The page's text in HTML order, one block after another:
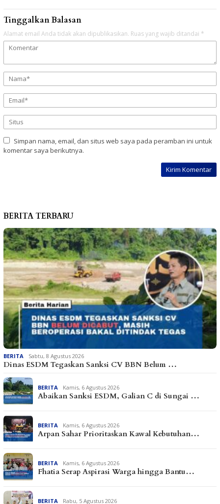
Tinggalkan Balasan
Alamat email Anda tidak akan dipublikasikan. Ruas yang wajib ditandai *
Simpan nama, email, dan situs web saya pada peramban ini untuk
komentar saya berikutnya.
BERITA TERBARU
BERITA Sabtu, 8 Agustus 2026
Dinas ESDM Tegaskan Sanksi CV BBN Belum …
BERITA Kamis, 6 Agustus 2026
Abaikan Sanksi ESDM, Galian C di Sungai …
BERITA Kamis, 6 Agustus 2026
Arpan Sahar Prioritaskan Kawal Kebutuhan…
BERITA Kamis, 6 Agustus 2026
Fhatia Serap Aspirasi Warga hingga Bantu…
BERITA Rabu, 5 Agustus 2026